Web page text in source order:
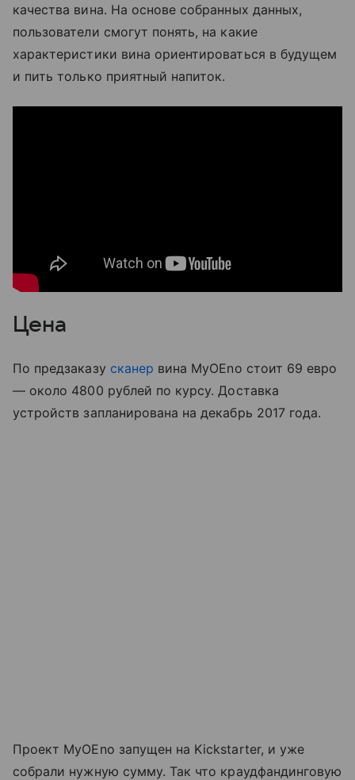
качества вина. На основе собранных данных,
пользователи смогут понять, на какие
характеристики вина ориентироваться в будущем
и пить только приятный напиток.
Цена
По предзаказу сканер вина MyOEno стоит 69 евро
— около 4800 рублей по курсу. Доставка
устройств запланирована на декабрь 2017 года.
Проект MyOEno запущен на Kickstarter, и уже
собрали нужную сумму. Так что краудфандинговую